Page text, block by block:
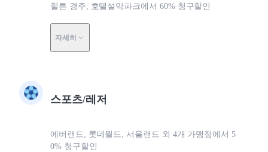
힐튼 경주, 호텔설악파크에서 60% 청구할인
자세히
스포츠/레저
에버랜드, 롯데월드, 서울랜드 외 4개 가맹점에서 5
0% 청구할인